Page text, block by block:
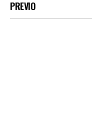
PREVIO